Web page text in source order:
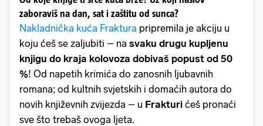
zaboraviš na dan, sat i zaštitu od sunca?
Nakladnička kuća Fraktura pripremila je akciju u
koju ćeš se zaljubiti – na svaku drugu kupljenu
knjigu do kraja kolovoza dobivaš popust od 50
%! Od napetih krimića do zanosnih ljubavnih
romana; od kultnih svjetskih i domaćih autora do
novih književnih zvijezda – u Frakturi ćeš pronaći
sve što trebaš ovoga ljeta.